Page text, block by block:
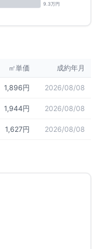
9.3万円
㎡単価 成約年月
1,896円 2026/08/08
1,944円 2026/08/08
1,627円 2026/08/08